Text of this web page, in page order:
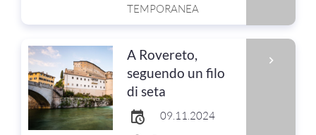
TEMPORANEA
A Rovereto,
seguendo un filo
di seta
09.11.2024